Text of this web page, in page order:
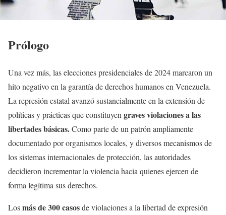
Prólogo
Una vez más, las elecciones presidenciales de 2024 marcaron un
hito negativo en la garantía de derechos humanos en Venezuela.
La represión estatal avanzó sustancialmente en la extensión de
políticas y prácticas que constituyen graves violaciones a las
libertades básicas.Como parte de un patrón ampliamente
documentado por organismos locales, y diversos mecanismos de
los sistemas internacionales de protección, las autoridades
decidieron incrementar la violencia hacia quienes ejercen de
forma legítima sus derechos.
Losmás de 300 casosde violaciones a la libertad de expresión